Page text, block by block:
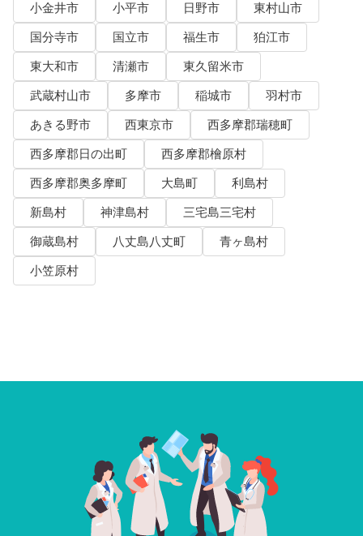
小金井市
小平市 日野市
東村山市
国分寺市
国立市 福生市
狛江市
東大和市
清瀬市
東久留米市
武蔵村山市
多摩市 稲城市
羽村市
あきる野市
西東京市
西多摩郡瑞穂町
西多摩郡日の出町
西多摩郡檜原村
西多摩郡奥多摩町
大島町
利島村
新島村
神津島村
三宅島三宅村
御蔵島村
八丈島八丈町
青ヶ島村
小笠原村